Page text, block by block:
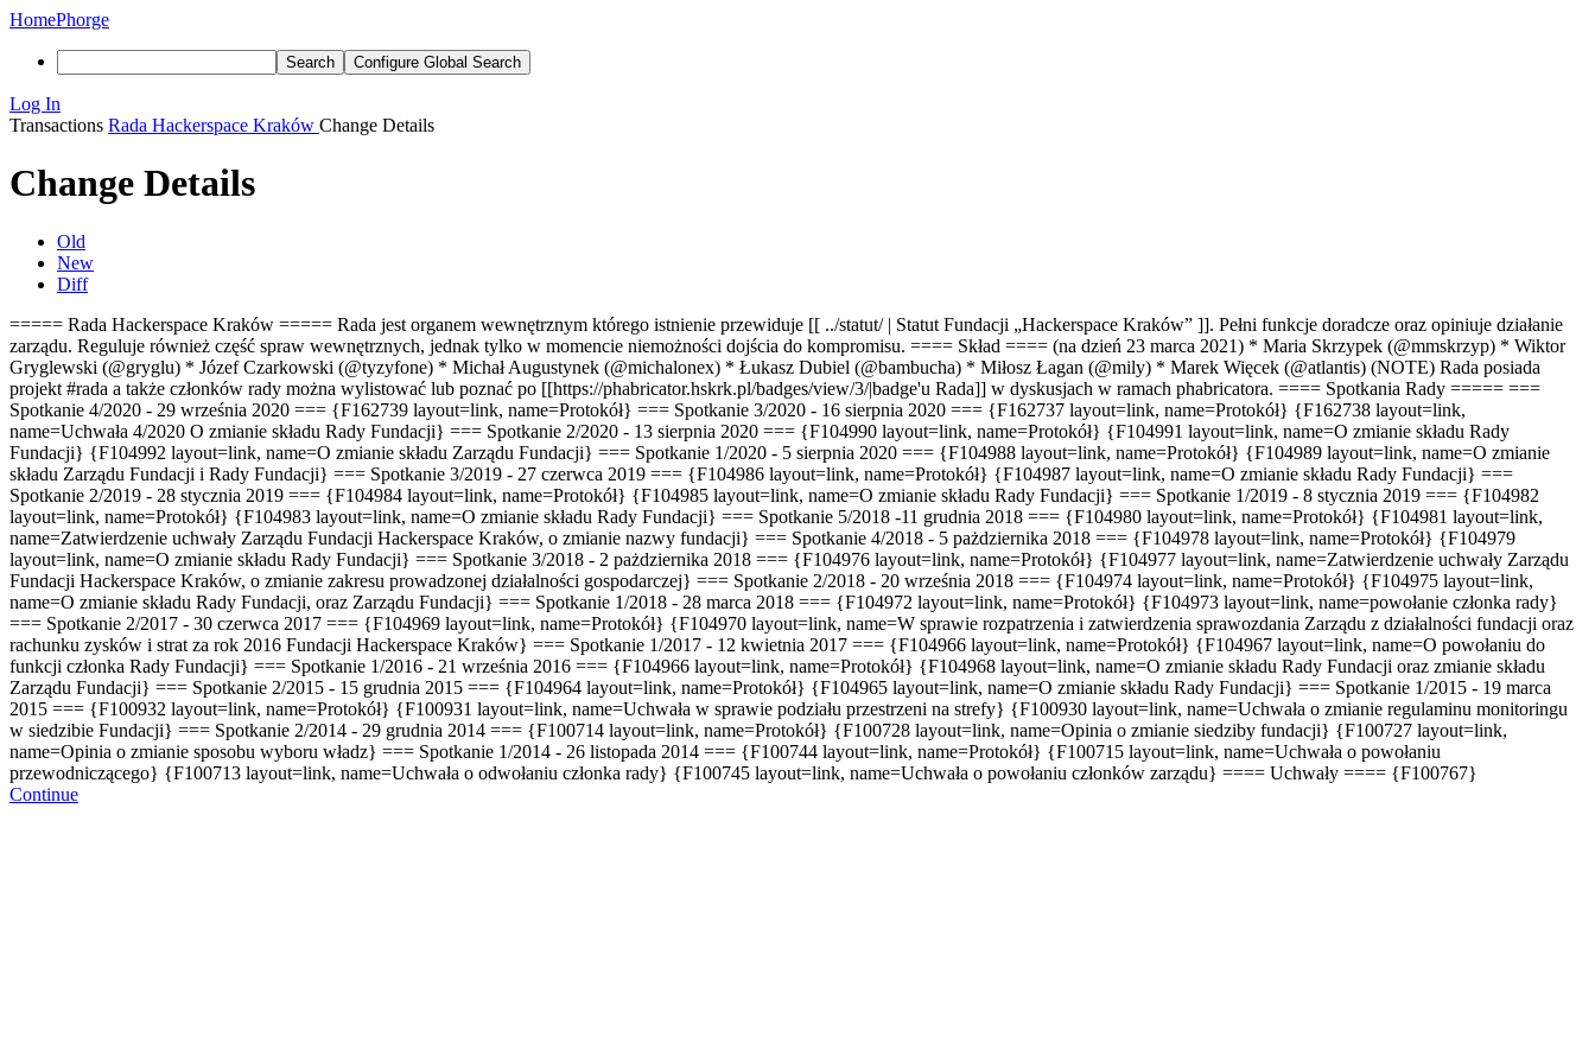
HomePhorge
Search Configure Global Search
Log In
Transactions Rada Hackerspace Kraków Change Details
Change Details
Old
New
Diff
===== Rada Hackerspace Kraków ===== Rada jest organem wewnętrznym którego istnienie przewiduje [[ ../statut/ | Statut Fundacji „Hackerspace Kraków” ]]. Pełni funkcje doradcze oraz opiniuje działanie
zarządu. Reguluje również część spraw wewnętrznych, jednak tylko w momencie niemożności dojścia do kompromisu. ==== Skład ==== (na dzień 23 marca 2021) * Maria Skrzypek (@mmskrzyp) * Wiktor
Gryglewski (@gryglu) * Józef Czarkowski (@tyzyfone) * Michał Augustynek (@michalonex) * Łukasz Dubiel (@bambucha) * Miłosz Łagan (@mily) * Marek Więcek (@atlantis) (NOTE) Rada posiada
projekt #rada a także członków rady można wylistować lub poznać po [[https://phabricator.hskrk.pl/badges/view/3/|badge'u Rada]] w dyskusjach w ramach phabricatora. ==== Spotkania Rady ===== ===
Spotkanie 4/2020 - 29 września 2020 === {F162739 layout=link, name=Protokół} === Spotkanie 3/2020 - 16 sierpnia 2020 === {F162737 layout=link, name=Protokół} {F162738 layout=link,
name=Uchwała 4/2020 O zmianie składu Rady Fundacji} === Spotkanie 2/2020 - 13 sierpnia 2020 === {F104990 layout=link, name=Protokół} {F104991 layout=link, name=O zmianie składu Rady
Fundacji} {F104992 layout=link, name=O zmianie składu Zarządu Fundacji} === Spotkanie 1/2020 - 5 sierpnia 2020 === {F104988 layout=link, name=Protokół} {F104989 layout=link, name=O zmianie
składu Zarządu Fundacji i Rady Fundacji} === Spotkanie 3/2019 - 27 czerwca 2019 === {F104986 layout=link, name=Protokół} {F104987 layout=link, name=O zmianie składu Rady Fundacji} ===
Spotkanie 2/2019 - 28 stycznia 2019 === {F104984 layout=link, name=Protokół} {F104985 layout=link, name=O zmianie składu Rady Fundacji} === Spotkanie 1/2019 - 8 stycznia 2019 === {F104982
layout=link, name=Protokół} {F104983 layout=link, name=O zmianie składu Rady Fundacji} === Spotkanie 5/2018 -11 grudnia 2018 === {F104980 layout=link, name=Protokół} {F104981 layout=link,
name=Zatwierdzenie uchwały Zarządu Fundacji Hackerspace Kraków, o zmianie nazwy fundacji} === Spotkanie 4/2018 - 5 pażdziernika 2018 === {F104978 layout=link, name=Protokół} {F104979
layout=link, name=O zmianie składu Rady Fundacji} === Spotkanie 3/2018 - 2 pażdziernika 2018 === {F104976 layout=link, name=Protokół} {F104977 layout=link, name=Zatwierdzenie uchwały Zarządu
Fundacji Hackerspace Kraków, o zmianie zakresu prowadzonej działalności gospodarczej} === Spotkanie 2/2018 - 20 września 2018 === {F104974 layout=link, name=Protokół} {F104975 layout=link,
name=O zmianie składu Rady Fundacji, oraz Zarządu Fundacji} === Spotkanie 1/2018 - 28 marca 2018 === {F104972 layout=link, name=Protokół} {F104973 layout=link, name=powołanie członka rady}
=== Spotkanie 2/2017 - 30 czerwca 2017 === {F104969 layout=link, name=Protokół} {F104970 layout=link, name=W sprawie rozpatrzenia i zatwierdzenia sprawozdania Zarządu z działalności fundacji oraz
rachunku zysków i strat za rok 2016 Fundacji Hackerspace Kraków} === Spotkanie 1/2017 - 12 kwietnia 2017 === {F104966 layout=link, name=Protokół} {F104967 layout=link, name=O powołaniu do
funkcji członka Rady Fundacji} === Spotkanie 1/2016 - 21 września 2016 === {F104966 layout=link, name=Protokół} {F104968 layout=link, name=O zmianie składu Rady Fundacji oraz zmianie składu
Zarządu Fundacji} === Spotkanie 2/2015 - 15 grudnia 2015 === {F104964 layout=link, name=Protokół} {F104965 layout=link, name=O zmianie składu Rady Fundacji} === Spotkanie 1/2015 - 19 marca
2015 === {F100932 layout=link, name=Protokół} {F100931 layout=link, name=Uchwała w sprawie podziału przestrzeni na strefy} {F100930 layout=link, name=Uchwała o zmianie regulaminu monitoringu
w siedzibie Fundacji} === Spotkanie 2/2014 - 29 grudnia 2014 === {F100714 layout=link, name=Protokół} {F100728 layout=link, name=Opinia o zmianie siedziby fundacji} {F100727 layout=link,
name=Opinia o zmianie sposobu wyboru władz} === Spotkanie 1/2014 - 26 listopada 2014 === {F100744 layout=link, name=Protokół} {F100715 layout=link, name=Uchwała o powołaniu
przewodniczącego} {F100713 layout=link, name=Uchwała o odwołaniu członka rady} {F100745 layout=link, name=Uchwała o powołaniu członków zarządu} ==== Uchwały ==== {F100767}
Continue